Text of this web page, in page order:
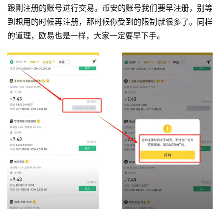
跟刚注册的账号进行交易。币安的账号我们要早注册，别等
到想用的时候再注册，那时候你受到的限制就很多了。同样
的道理，欧易也是一样，大家一定要早下手。